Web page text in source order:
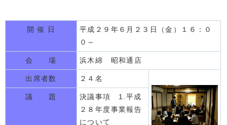
開 催 日
平成２９年６月２３日（金）１６：０
０～
会 場 浜木綿 昭和通店
出席者数 ２４名
議 題
決議事項 1.平成
２８年度事業報告
について